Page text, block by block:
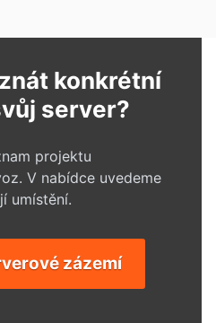
konkrétní
server?
projektu
V nabídce uvedeme
umístění.
zázemí